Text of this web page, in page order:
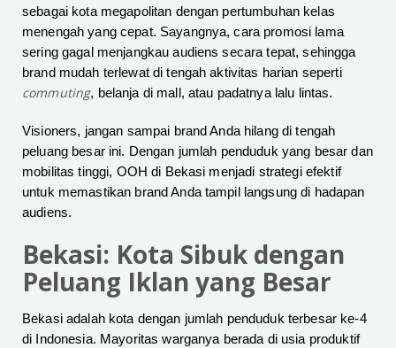
sebagai kota megapolitan dengan pertumbuhan kelas
menengah yang cepat. Sayangnya, cara promosi lama
sering gagal menjangkau audiens secara tepat, sehingga
brand mudah terlewat di tengah aktivitas harian seperti
commuting, belanja di mall, atau padatnya lalu lintas.
Visioners, jangan sampai brand Anda hilang di tengah
peluang besar ini. Dengan jumlah penduduk yang besar dan
mobilitas tinggi, OOH di Bekasi menjadi strategi efektif
untuk memastikan brand Anda tampil langsung di hadapan
audiens.
Bekasi: Kota Sibuk dengan
Peluang Iklan yang Besar
Bekasi adalah kota dengan jumlah penduduk terbesar ke-4
di Indonesia. Mayoritas warganya berada di usia produktif